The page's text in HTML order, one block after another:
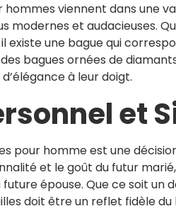
hommes viennent dans une
modernes et audacieuses.
existe une bague qui
bagues ornées de
à leur doigt.
et
pour homme est une
et le goût du futur
épouse. Que ce soit un
doit être un reflet fidèle du